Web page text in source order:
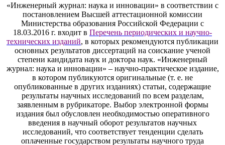
«Инженерный журнал: наука и инновации» в соответствии с
постановлением Высшей аттестационной комиссии
Министерства образования Российской Федерации с
18.03.2016 г. входит в Перечень периодических и научно-
технических изданий, в которых рекомендуются публикации
основных результатов диссертаций на соискание ученой
степени кандидата наук и доктора наук. «Инженерный
журнал: наука и инновации» – научно-практическое издание,
в котором публикуются оригинальные (т. е. не
опубликованные в других изданиях) статьи, содержащие
результаты научных исследований по всем разделам,
заявленным в рубрикаторе. Выбор электронной формы
издания был обусловлен необходимостью оперативного
введения в научный оборот результатов научных
исследований, что соответствует тенденции сделать
оплаченные государством результаты научного труда